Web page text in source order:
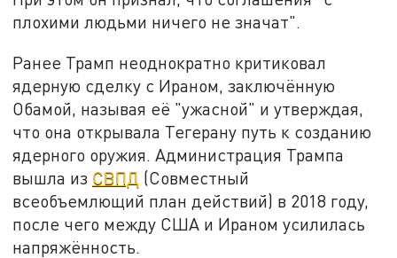
плохими людьми ничего не значат".
Ранее Трамп неоднократно критиковал
ядерную сделку с Ираном, заключённую
Обамой, называя её "ужасной" и утверждая,
что она открывала Тегерану путь к созданию
ядерного оружия. Администрация Трампа
вышла из СВПД (Совместный
всеобъемлющий план действий) в 2018 году,
после чего между США и Ираном усилилась
напряжённость.